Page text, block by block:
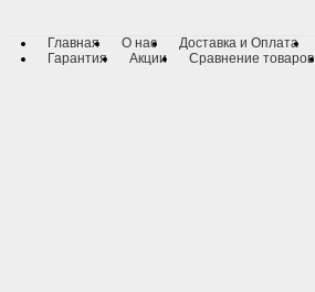
Главная О нас Доставка и Оплата
Гарантия
Акции Сравнение товаров